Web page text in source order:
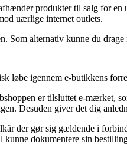
produkter til salg for en
uærlige internet outlets.
Som alternativ kunne du
løbe igennem e-butikkens
er tilsluttet e-mærket,
Desuden giver det dig
der gør sig gældende i
kunne dokumentere sin